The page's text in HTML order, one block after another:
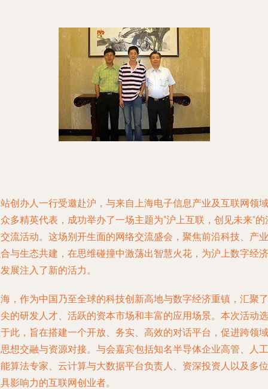
创办人一行受邀赴沪，与来自上海电子信息产业及互联网领域
多精英代表，成功举办了一场主题为“沪上互联，创见未来”的
流活动。这场别开生面的网络交流盛会，聚焦前沿科技、产业
与生态共建，在思维碰撞中激荡出智慧火花，为沪上数字经济
展注入了新的活力。
，作为中国乃至全球的科技创新高地与数字经济重镇，汇聚了
的研发人才、活跃的资本市场和丰富的应用场景。本次活动选
此，旨在搭建一个开放、务实、高效的对话平台，促进跨领域
想交融与资源对接。与会嘉宾包括知名半导体企业高管、人工
算法专家、云计算与大数据平台负责人、资深投资人以及多位
影响力的互联网创业者。